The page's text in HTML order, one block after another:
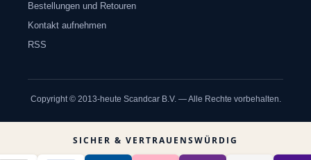
Bestellungen und Retouren
Kontakt aufnehmen
RSS
Copyright © 2013-heute Scandcar B.V. — Alle Rechte vorbehalten.
SICHER & VERTRAUENSWÜRDIG